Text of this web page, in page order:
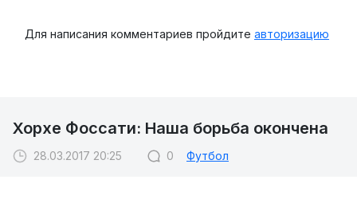
Для написания комментариев пройдите авторизацию
Хорхе Фоссати: Наша борьба окончена
28.03.2017 20:25 0 Футбол